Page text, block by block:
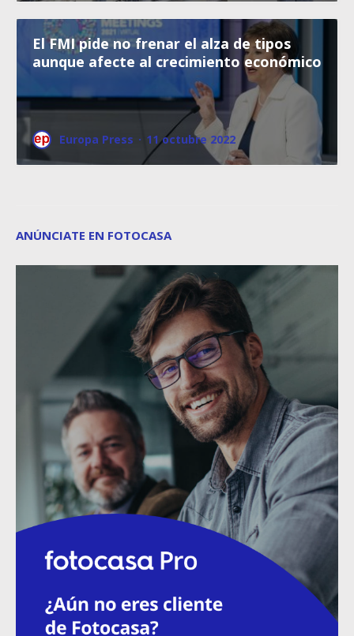
El FMI pide no frenar el alza de tipos
aunque afecte al crecimiento económico
Europa Press · 11 octubre 2022
ANÚNCIATE EN FOTOCASA